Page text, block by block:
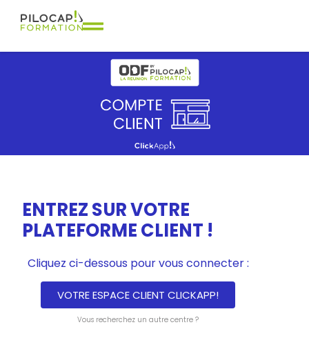
ENTREZ SUR VOTRE
PLATEFORME CLIENT !
Cliquez ci-dessous pour vous connecter :
VOTRE ESPACE CLIENT CLICKAPP!
Vous recherchez un autre centre ?